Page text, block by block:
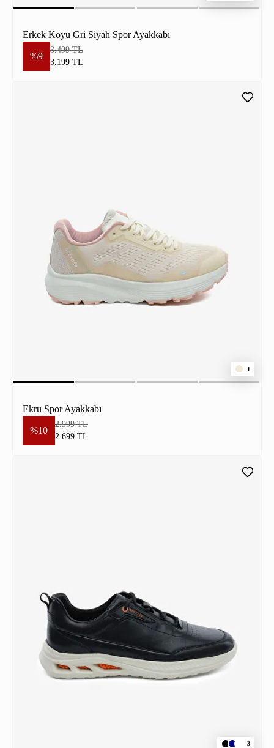
Erkek Koyu Gri Siyah Spor Ayakkabı
%9
3.499 TL
3.199 TL
1
Ekru Spor Ayakkabı
%10
2.999 TL
2.699 TL
3